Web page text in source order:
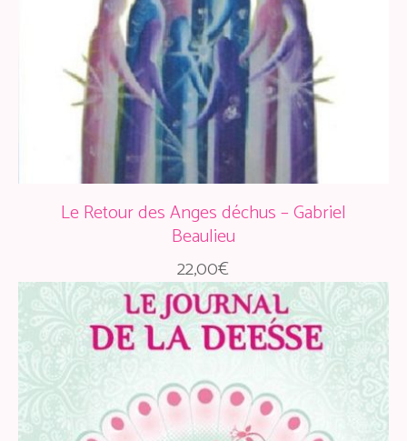
Le Retour des Anges déchus – Gabriel
Beaulieu
22,00€